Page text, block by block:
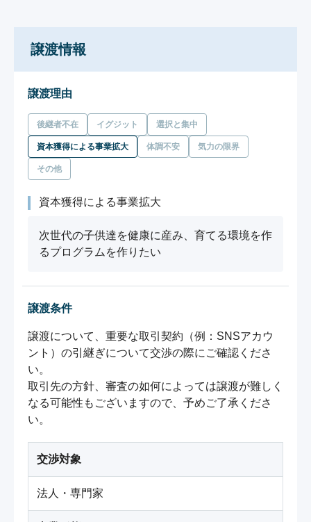
譲渡情報
譲渡理由
後継者不在 イグジット 選択と集中
資本獲得による事業拡大 体調不安 気力の限界
その他
資本獲得による事業拡大
次世代の子供達を健康に産み、育てる環境を作
るプログラムを作りたい
譲渡条件
譲渡について、重要な取引契約（例：SNSアカウ
ント）の引継ぎについて交渉の際にご確認くださ
い。
取引先の方針、審査の如何によっては譲渡が難しく
なる可能性もございますので、予めご了承くださ
い。
交渉対象
法人・専門家